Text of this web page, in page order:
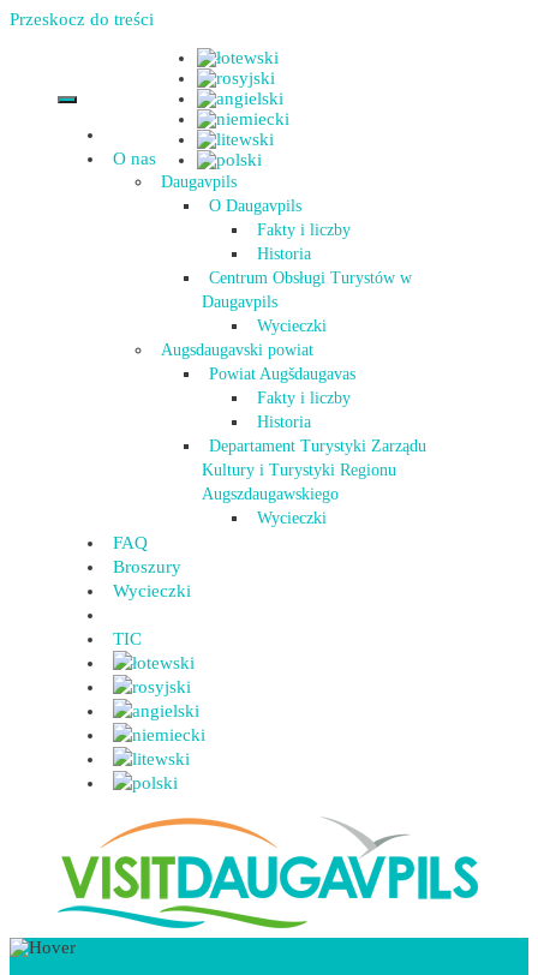
Przeskocz do treści
O nas
Daugavpils
O Daugavpils
Fakty i liczby
Historia
Centrum Obsługi Turystów w
Daugavpils
Wycieczki
Augsdaugavski powiat
Powiat Augšdaugavas
Fakty i liczby
Historia
Departament Turystyki Zarządu
Kultury i Turystyki Regionu
Augszdaugawskiego
Wycieczki
FAQ
Broszury
Wycieczki
TIC